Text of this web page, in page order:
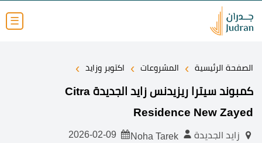
☰
الصفحة الرئيسية › المشروعات › اكتوبر وزايد ›
كمبوند سيترا ريزيدنس زايد الجديدة Citra
Residence New Zayed
زايد الجديدة Noha Tarek